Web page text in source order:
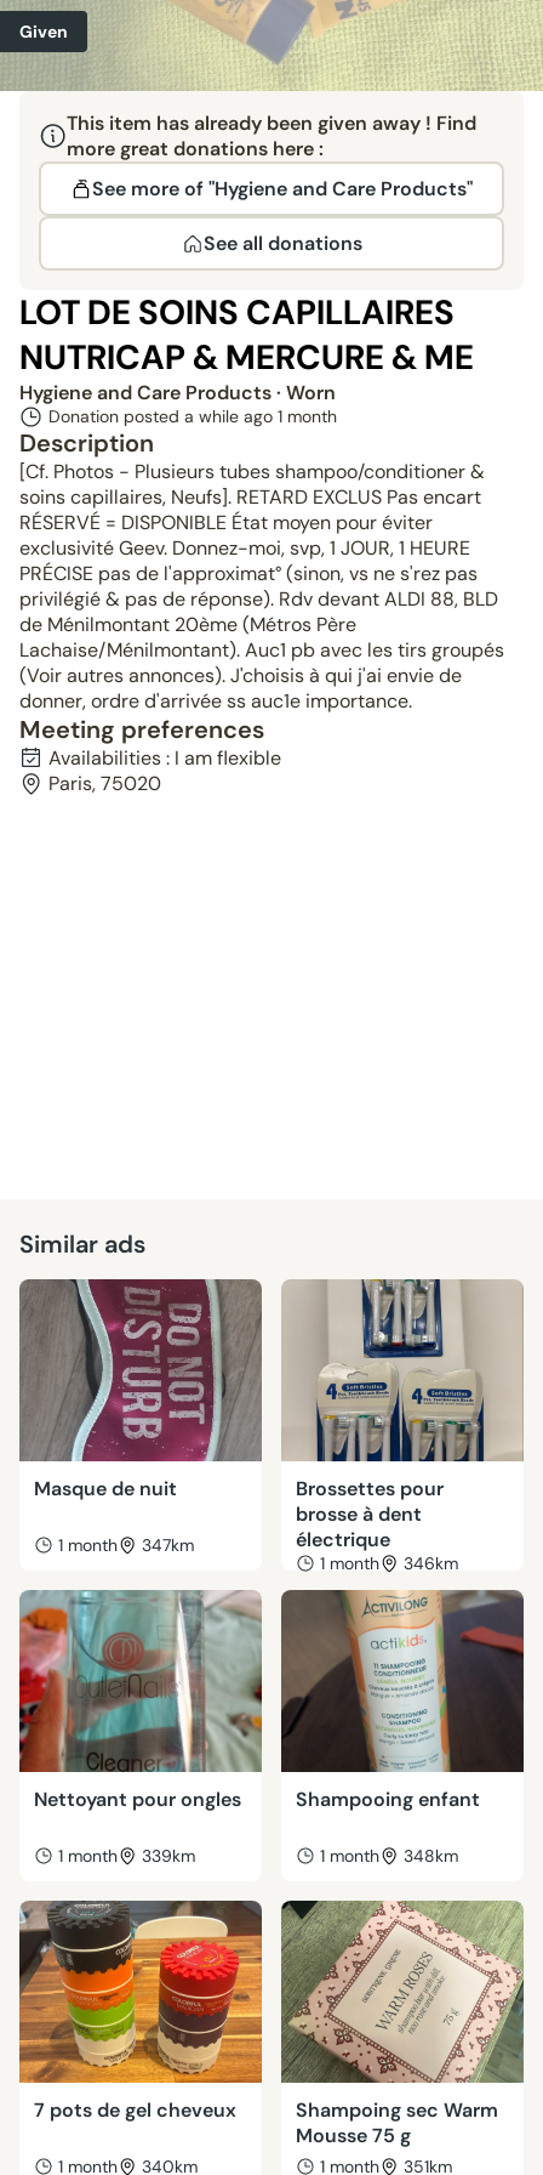
Given
This item has already been given away ! Find
more great donations here :
See more of "Hygiene and Care Products"
See all donations
LOT DE SOINS CAPILLAIRES
NUTRICAP & MERCURE & ME
Hygiene and Care Products· Worn
Donation posted a while ago 1 month
Description
[Cf. Photos - Plusieurs tubes shampoo/conditioner &
soins capillaires, Neufs]. RETARD EXCLUS Pas encart
RÉSERVÉ = DISPONIBLE État moyen pour éviter
exclusivité Geev. Donnez-moi, svp, 1 JOUR, 1 HEURE
PRÉCISE pas de l'approximat° (sinon, vs ne s'rez pas
privilégié & pas de réponse). Rdv devant ALDI 88, BLD
de Ménilmontant 20ème (Métros Père
Lachaise/Ménilmontant). Auc1 pb avec les tirs groupés
(Voir autres annonces). J'choisis à qui j'ai envie de
donner, ordre d'arrivée ss auc1e importance.
Meeting preferences
Availabilities : I am flexible
Paris, 75020
Similar ads
Masque de nuit
1 month 347km
Brossettes pour
brosse à dent
électrique
1 month 346km
Nettoyant pour ongles
1 month 339km
Shampooing enfant
1 month 348km
7 pots de gel cheveux
1 month 340km
Shampoing sec Warm
Mousse 75 g
1 month 351km